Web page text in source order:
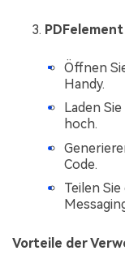
Öffnen
Handy.
Laden
hoch.
Code.
Teilen
Vorteile der